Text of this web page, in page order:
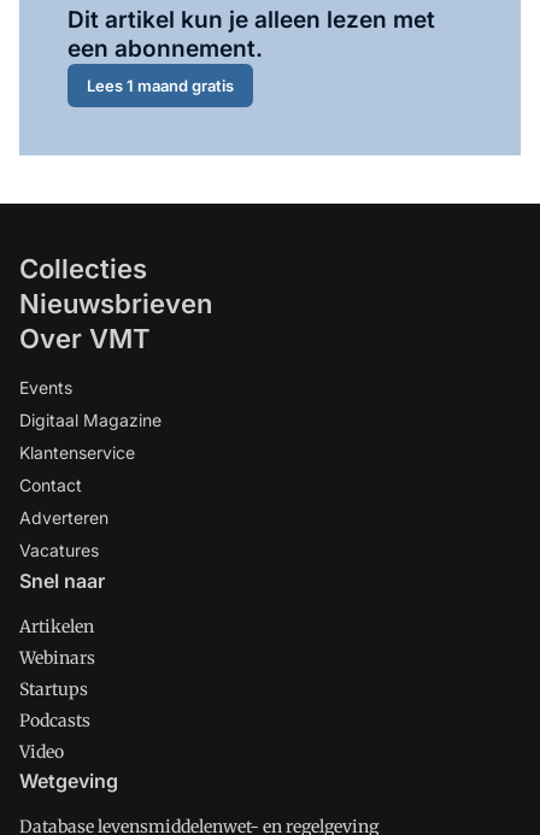
Dit artikel kun je alleen lezen met
een abonnement.
Lees 1 maand gratis
Collecties
Nieuwsbrieven
Over VMT
Events
Digitaal Magazine
Klantenservice
Contact
Adverteren
Vacatures
Snel naar
Artikelen
Webinars
Startups
Podcasts
Video
Wetgeving
Database levensmiddelenwet- en regelgeving